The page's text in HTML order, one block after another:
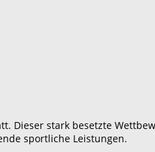
Dieser stark besetzte
sportliche Leistungen.